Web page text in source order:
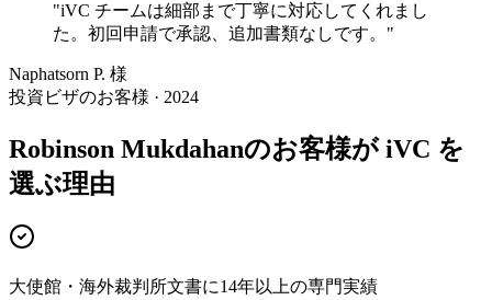
"iVC チームは細部まで丁寧に対応してくれまし
た。初回申請で承認、追加書類なしです。 "
Naphatsorn P. 様
投資ビザのお客様 · 2024
Robinson Mukdahanのお客様が iVC を
選ぶ理由
大使館・海外裁判所文書に14年以上の専門実績